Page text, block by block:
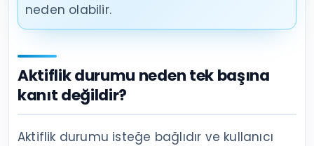
neden olabilir.
Aktiflik durumu neden tek başına
kanıt değildir?
Aktiflik durumu isteğe bağlıdır ve kullanıcı